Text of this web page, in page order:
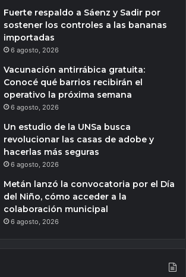
Fuerte respaldo a Sáenz y Sadir por
sostener los controles a las bananas
importadas
6 agosto, 2026
Vacunación antirrábica gratuita:
Conocé qué barrios recibirán el
operativo la próxima semana
6 agosto, 2026
Un estudio de la UNSa busca
revolucionar las casas de adobe y
hacerlas más seguras
6 agosto, 2026
Metán lanzó la convocatoria por el Día
del Niño, cómo acceder a la
colaboración municipal
6 agosto, 2026